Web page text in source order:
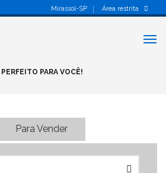
Mirassol-SP Área restrita
PARA VOCÊ!
Para Vender